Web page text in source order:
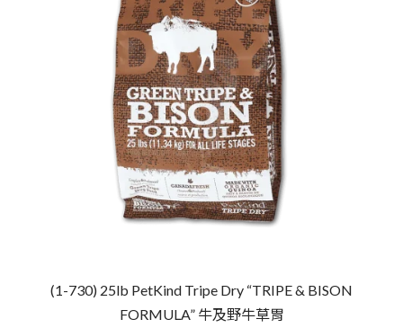
(1-730) 25lb PetKind Tripe Dry “TRIPE & BISON
FORMULA” 牛及野牛草胃